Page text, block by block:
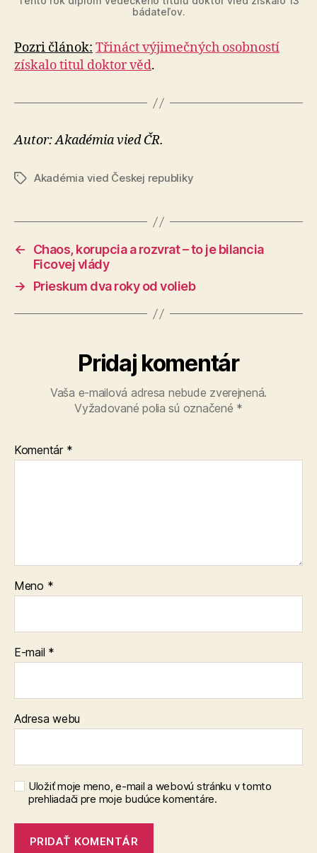
bádateľov.
Pozri článok: Třináct výjimečných osobností
získalo titul doktor věd.
Autor: Akadémia vied ČR.
ZnačkyAkadémia vied Českej republiky
←
Chaos, korupcia a rozvrat – to je bilancia
Ficovej vlády
→
Prieskum dva roky od volieb
Pridaj komentár
Vaša e-mailová adresa nebude zverejnená.
Vyžadované polia sú označené *
Komentár *
Meno *
E-mail *
Adresa webu
Uložiť moje meno, e-mail a webovú stránku v tomto
prehliadači pre moje budúce komentáre.